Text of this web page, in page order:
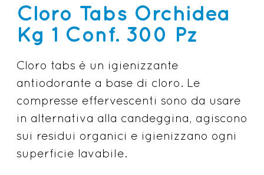
Cloro Tabs Orchidea
Kg 1 Conf. 300 Pz
Cloro tabs è un igienizzante
antiodorante a base di cloro. Le
compresse effervescenti sono da usare
in alternativa alla candeggina, agiscono
sui residui organici e igienizzano ogni
superficie lavabile.